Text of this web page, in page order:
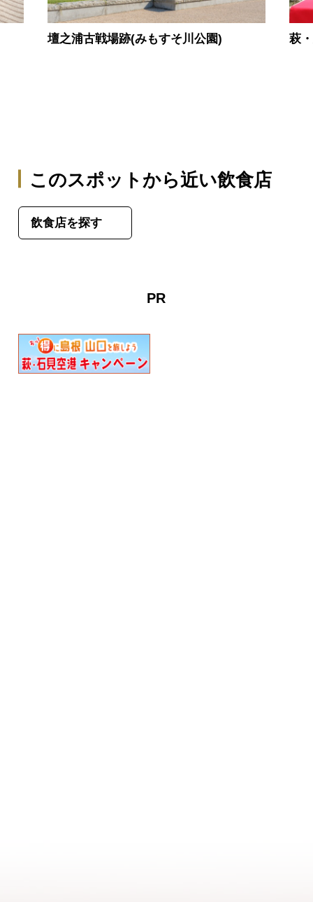
壇之浦古戦場跡(みもすそ川公園) 萩
このスポットから近い飲食店
飲食店を探す
PR